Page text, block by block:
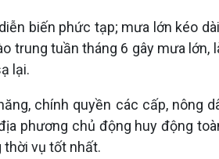
biến phức tạp; mưa lớn kéo
trung tuần tháng 6 gây mưa
lại.
chính quyền các cấp, nông
phương chủ động huy động
vụ tốt nhất.